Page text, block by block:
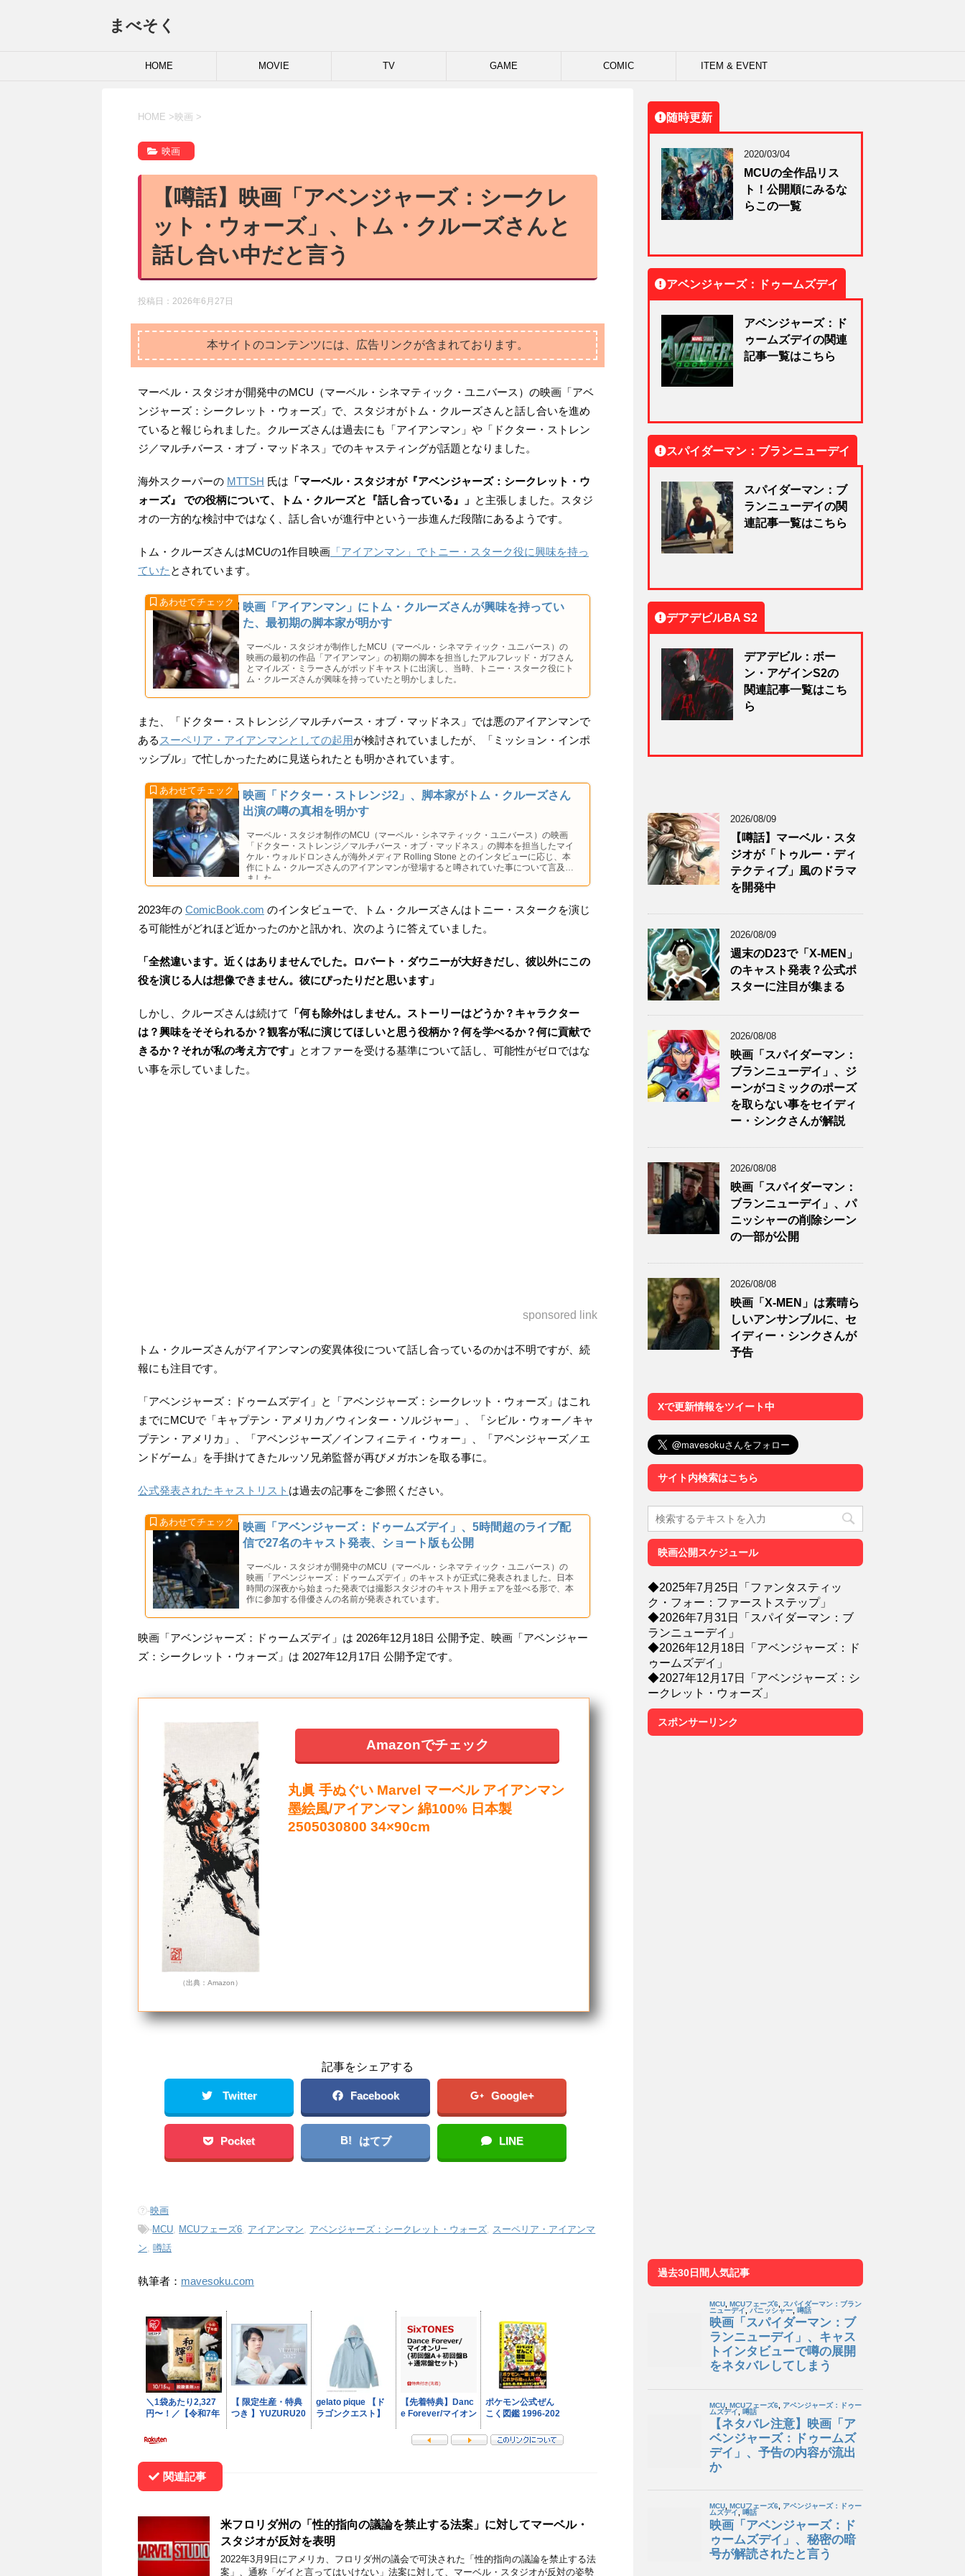
まべそく
HOME MOVIE TV GAME COMIC ITEM & EVENT
HOME > 映画 >
映画
【噂話】映画「アベンジャーズ：シークレ
ット・ウォーズ」、トム・クルーズさんと
話し合い中だと言う
投稿日： 2026年6月27日
本サイトのコンテンツには、広告リンクが含まれております。
マーベル・スタジオが開発中のMCU（マーベル・シネマティック・ユニバース）の映画「アベ
ンジャーズ：シークレット・ウォーズ」で、スタジオがトム・クルーズさんと話し合いを進め
ていると報じられました。クルーズさんは過去にも「アイアンマン」や「ドクター・ストレン
ジ／マルチバース・オブ・マッドネス」でのキャスティングが話題となりました。
海外スクーパーの MTTSH 氏は 「マーベル・スタジオが『アベンジャーズ：シークレット・ウ
ォーズ』 での役柄について、トム・クルーズと『話し合っている』」
と主張しました。スタジ
オの一方的な検討中ではなく、話し合いが進行中という一歩進んだ段階にあるようです。
トム・クルーズさんはMCUの1作目映画 「アイアンマン」でトニー・スターク役に興味を持っ
ていた とされています。
映画「アイアンマン」にトム・クルーズさんが興味を持ってい
た、最初期の脚本家が明かす
マーベル・スタジオが制作したMCU（マーベル・シネマティック・ユニバース）の
映画の最初の作品「アイアンマン」の初期の脚本を担当したアルフレッド・ガフさん
とマイルズ・ミラーさんがポッドキャストに出演し、当時、トニー・スターク役にト
ム・クルーズさんが興味を持っていたと明かしました。
また、「ドクター・ストレンジ／マルチバース・オブ・マッドネス」では悪のアイアンマンで
ある スーペリア・アイアンマンとしての起用 が検討されていましたが、「ミッション・インポ
ッシブル」で忙しかったために見送られたとも明かされています。
映画「ドクター・ストレンジ2」、脚本家がトム・クルーズさん
出演の噂の真相を明かす
マーベル・スタジオ制作のMCU（マーベル・シネマティック・ユニバース）の映画
「ドクター・ストレンジ／マルチバース・オブ・マッドネス」の脚本を担当したマイ
ケル・ウォルドロンさんが海外メディア Rolling Stone とのインタビューに応じ、本
作にトム・クルーズさんのアイアンマンが登場すると噂されていた事について言及し
ました。
2023年の ComicBook.com のインタビューで、トム・クルーズさんはトニー・スタークを演じ
る可能性がどれほど近かったのかと訊かれ、次のように答えていました。
「全然違います。近くはありませんでした。ロバート・ダウニーが大好きだし、彼以外にこの
役を演じる人は想像できません。彼にぴったりだと思います」
しかし、クルーズさんは続けて
「何も除外はしません。ストーリーはどうか？キャラクター
は？興味をそそられるか？観客が私に演じてほしいと思う役柄か？何を学べるか？何に貢献で
きるか？それが私の考え方です」
とオファーを受ける基準について話し、可能性がゼロではな
い事を示していました。
sponsored link
トム・クルーズさんがアイアンマンの変異体役について話し合っているのかは不明ですが、続
報にも注目です。
「アベンジャーズ：ドゥームズデイ」と「アベンジャーズ：シークレット・ウォーズ」はこれ
までにMCUで「キャプテン・アメリカ／ウィンター・ソルジャー」、「シビル・ウォー／キャ
プテン・アメリカ」、「アベンジャーズ／インフィニティ・ウォー」、「アベンジャーズ／エ
ンドゲーム」を手掛けてきたルッソ兄弟監督が再びメガホンを取る事に。
公式発表されたキャストリスト は過去の記事をご参照ください。
映画「アベンジャーズ：ドゥームズデイ」、5時間超のライブ配
信で27名のキャスト発表、ショート版も公開
マーベル・スタジオが開発中のMCU（マーベル・シネマティック・ユニバース）の
映画「アベンジャーズ：ドゥームズデイ」のキャストが正式に発表されました。日本
時間の深夜から始まった発表では撮影スタジオのキャスト用チェアを並べる形で、本
作に参加する俳優さんの名前が発表されています。
映画「アベンジャーズ：ドゥームズデイ」は 2026年12月18日 公開予定、映画「アベンジャー
ズ：シークレット・ウォーズ」は 2027年12月17日 公開予定です。
（出典：Amazon）
Amazonでチェック
丸眞 手ぬぐい Marvel マーベル アイアンマン
墨絵風/アイアンマン 綿100% 日本製
2505030800 34×90cm
記事をシェアする
Twitter Facebook Google+
Pocket B! はてブ LINE
-映画
-MCU MCUフェーズ6 アイアンマン アベンジャーズ：シークレット・ウォーズ
スーペリア・アイアンマ
ン
噂話
執筆者： mavesoku.com
関連記事
米フロリダ州の「性的指向の議論を禁止する法案」に対してマーベル・
スタジオが反対を表明
2022年3月9日にアメリカ、フロリダ州の議会で可決された「性的指向の議論を禁止する法
案」、通称「ゲイと言ってはいけない」法案に対して、マーベル・スタジオが反対の姿勢
随時更新
2020/03/04
MCUの全作品リス
ト！公開順にみるな
らこの一覧
アベンジャーズ：ドゥームズデイ
アベンジャーズ：ド
ゥームズデイの関連
記事一覧はこちら
スパイダーマン：ブランニューデイ
スパイダーマン：ブ
ランニューデイの関
連記事一覧はこちら
デアデビルBA S2
デアデビル：ボー
ン・アゲインS2の
関連記事一覧はこち
ら
2026/08/09
【噂話】マーベル・スタ
ジオが「トゥルー・ディ
テクティブ」風のドラマ
を開発中
2026/08/09
週末のD23で「X-MEN」
のキャスト発表？公式ポ
スターに注目が集まる
2026/08/08
映画「スパイダーマン：
ブランニューデイ」、ジ
ーンがコミックのポーズ
を取らない事をセイディ
ー・シンクさんが解説
2026/08/08
映画「スパイダーマン：
ブランニューデイ」、パ
ニッシャーの削除シーン
の一部が公開
2026/08/08
映画「X-MEN」は素晴ら
しいアンサンブルに、セ
イディー・シンクさんが
予告
Xで更新情報をツイート中
サイト内検索はこちら
映画公開スケジュール
◆2025年7月25日「ファンタスティッ
ク・フォー：ファーストステップ」
◆2026年7月31日「スパイダーマン：ブ
ランニューデイ」
◆2026年12月18日「アベンジャーズ：ド
ゥームズデイ」
◆2027年12月17日「アベンジャーズ：シ
ークレット・ウォーズ」
スポンサーリンク
過去30日間人気記事